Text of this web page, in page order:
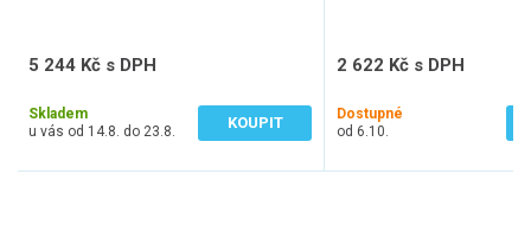
5 244 Kč s DPH
Skladem
u vás od 14.8. do 23.8.
KOUPIT
2 622 Kč s DPH
Dostupné
od 6.10.